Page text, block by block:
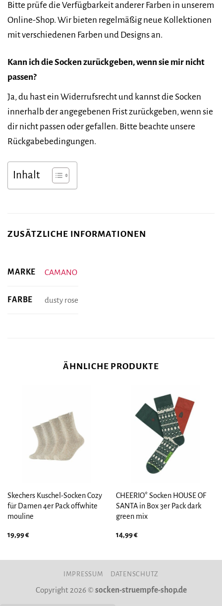
Bitte prüfe die Verfügbarkeit anderer Farben in unserem
Online-Shop. Wir bieten regelmäßig neue Kollektionen
mit verschiedenen Farben und Designs an.
Kann ich die Socken zurückgeben, wenn sie mir nicht
passen?
Ja, du hast ein Widerrufsrecht und kannst die Socken
innerhalb der angegebenen Frist zurückgeben, wenn sie
dir nicht passen oder gefallen. Bitte beachte unsere
Rückgabebedingungen.
Inhalt
ZUSÄTZLICHE INFORMATIONEN
MARKE CAMANO
FARBE dusty rose
ÄHNLICHE PRODUKTE
Skechers Kuschel-Socken Cozy
für Damen 4er Pack offwhite
mouline
19,99€
CHEERIO* Socken HOUSE OF
SANTA in Box 3er Pack dark
green mix
14,99€
IMPRESSUM DATENSCHUTZ
Copyright 2026 © socken-struempfe-shop.de